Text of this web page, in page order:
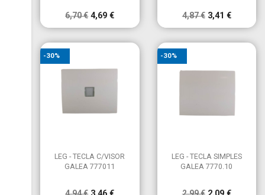
6,70 € 4,69 € 4,87 € 3,41 €
Vista rápida
LEG - TECLA C/VISOR
GALEA 777011
4,94 €
-30%
Vista rápida
LEG - TECLA SIMPLES
GALEA 7770.10
2,99 €
-30%